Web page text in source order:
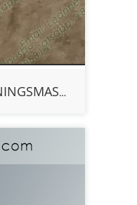
CNC-SAMMENBØJNINGSMASKINE